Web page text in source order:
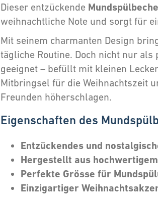
Dieser entzückende
weihnachtliche Note und sorgt für
Mit seinem charmanten Design
tägliche Routine. Doch nicht nur
geeignet – befüllt mit kleinen
Mitbringsel für die Weihnachtszeit
Freunden höherschlagen.
Eigenschaften des
Entzückendes und
Hergestellt aus
Perfekte Grösse für
Einzigartiger